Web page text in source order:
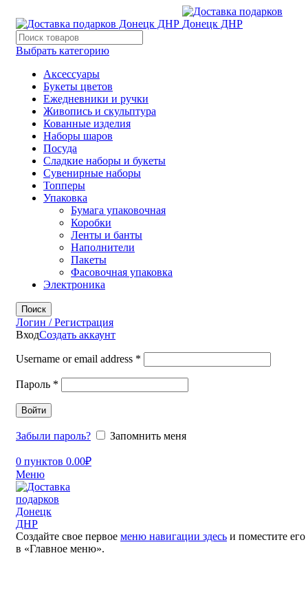
Выбрать категорию
Аксессуары
Букеты цветов
Ежедневники и ручки
Живопись и скульптура
Кованные изделия
Наборы шаров
Посуда
Сладкие наборы и букеты
Сувенирные наборы
Топперы
Упаковка
Бумага упаковочная
Коробки
Ленты и банты
Наполнители
Пакеты
Фасовочная упаковка
Электроника
Поиск
Логин / Регистрация
ВходСоздать аккаунт
Username or email address *
Пароль *
Войти
Забыли пароль? Запомнить меня
0 пунктов 0.00₽
Меню
Создайте свое первое меню навигации здесь и поместите его
в «Главное меню».